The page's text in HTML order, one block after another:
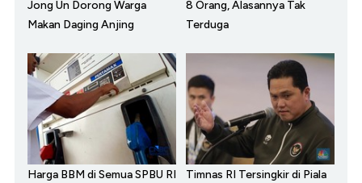
Jong Un Dorong Warga
Makan Daging Anjing
8 Orang, Alasannya Tak
Terduga
Harga BBM di Semua SPBU RI
Timnas RI Tersingkir di Piala